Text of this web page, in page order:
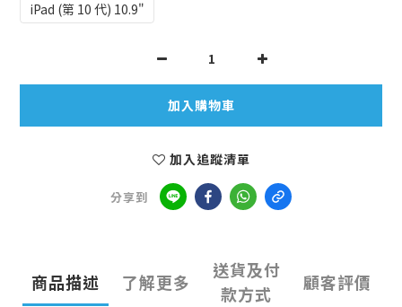
iPad (第 10 代) 10.9"
加入購物車
加入追蹤清單
分享到
商品描述 了解更多
送貨及付
款方式
顧客評價